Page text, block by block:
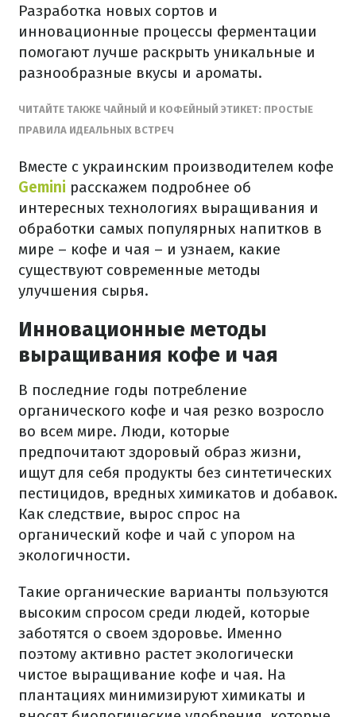
Разработка новых сортов и
инновационные процессы ферментации
помогают лучше раскрыть уникальные и
разнообразные вкусы и ароматы.
ЧИТАЙТЕ ТАКЖЕ ЧАЙНЫЙ И КОФЕЙНЫЙ ЭТИКЕТ: ПРОСТЫЕ
ПРАВИЛА ИДЕАЛЬНЫХ ВСТРЕЧ
Вместе с украинским производителем кофе
Gemini расскажем подробнее об
интересных технологиях выращивания и
обработки самых популярных напитков в
мире – кофе и чая – и узнаем, какие
существуют современные методы
улучшения сырья.
Инновационные методы
выращивания кофе и чая
В последние годы потребление
органического кофе и чая резко возросло
во всем мире. Люди, которые
предпочитают здоровый образ жизни,
ищут для себя продукты без синтетических
пестицидов, вредных химикатов и добавок.
Как следствие, вырос спрос на
органический кофе и чай с упором на
экологичности.
Такие органические варианты пользуются
высоким спросом среди людей, которые
заботятся о своем здоровье. Именно
поэтому активно растет экологически
чистое выращивание кофе и чая. На
плантациях минимизируют химикаты и